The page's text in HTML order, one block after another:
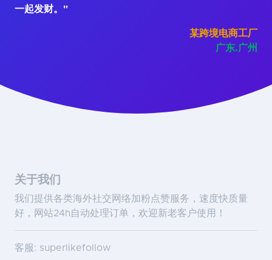
一起发财。"
某跨境电商工厂
广东.广州
关于我们
我们提供各类海外社交网络加粉点赞服务，速度快质量
好，网站24h自动处理订单，欢迎新老客户使用！
客服: superlikefollow